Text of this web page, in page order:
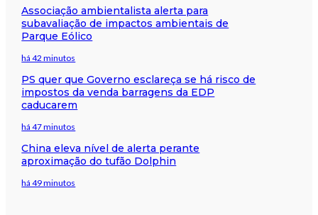
Associação ambientalista alerta para
subavaliação de impactos ambientais de
Parque Eólico
há 42 minutos
PS quer que Governo esclareça se há risco de
impostos da venda barragens da EDP
caducarem
há 47 minutos
China eleva nível de alerta perante
aproximação do tufão Dolphin
há 49 minutos